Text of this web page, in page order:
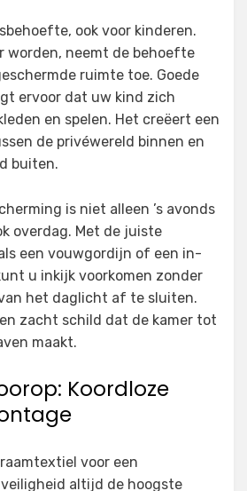
ook voor kinderen.
worden, neemt de behoefte
ruimte toe. Goede
ervoor dat uw kind zich
en spelen. Het creëert een
de privéwereld binnen en
buiten.
is niet alleen ’s avonds
overdag. Met de juiste
een vouwgordijn of een in-
u inkijk voorkomen zonder
het daglicht af te sluiten.
zacht schild dat de kamer tot
maakt.
Koordloze
voor een
altijd de hoogste